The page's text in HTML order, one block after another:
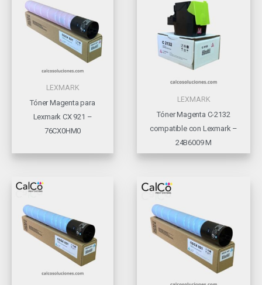
LEXMARK
Tóner Magenta para
Lexmark CX 921 –
76CX0HM0
LEXMARK
Tóner Magenta C-2132
compatible con Lexmark –
24B6009 M